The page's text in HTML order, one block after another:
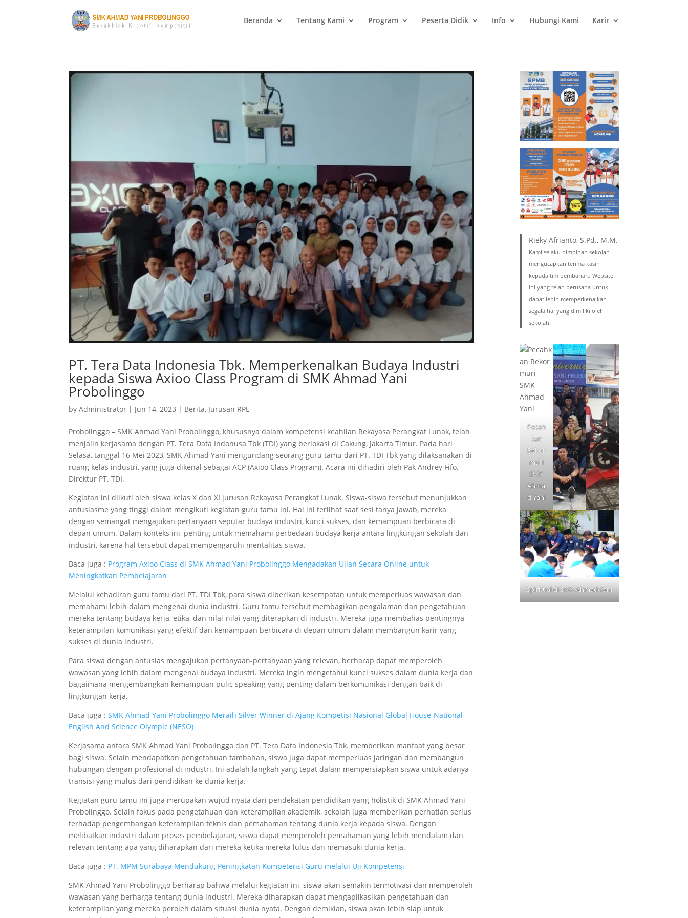
Beranda Tentang Kami Program Peserta Didik Info Hubungi Kami Karir
PT. Tera Data Indonesia Tbk. Memperkenalkan Budaya Industri
kepada Siswa Axioo Class Program di SMK Ahmad Yani
Probolinggo
byAdministrator | Jun 14, 2023 | Berita, Jurusan RPL
Probolinggo – SMK Ahmad Yani Probolinggo, khususnya dalam kompetensi keahlian Rekayasa Perangkat Lunak, telah
menjalin kerjasama dengan PT. Tera Data Indonusa Tbk (TDI) yang berlokasi di Cakung, Jakarta Timur. Pada hari
Selasa, tanggal 16 Mei 2023, SMK Ahmad Yani mengundang seorang guru tamu dari PT. TDI Tbk yang dilaksanakan di
ruang kelas industri, yang juga dikenal sebagai ACP (Axioo Class Program). Acara ini dihadiri oleh Pak Andrey Fifo,
Direktur PT. TDI.
Kegiatan ini diikuti oleh siswa kelas X dan XI jurusan Rekayasa Perangkat Lunak. Siswa-siswa tersebut menunjukkan
antusiasme yang tinggi dalam mengikuti kegiatan guru tamu ini. Hal ini terlihat saat sesi tanya jawab, mereka
dengan semangat mengajukan pertanyaan seputar budaya industri, kunci sukses, dan kemampuan berbicara di
depan umum. Dalam konteks ini, penting untuk memahami perbedaan budaya kerja antara lingkungan sekolah dan
industri, karena hal tersebut dapat mempengaruhi mentalitas siswa.
Baca juga : Program Axioo Class di SMK Ahmad Yani Probolinggo Mengadakan Ujian Secara Online untuk
Meningkatkan Pembelajaran
Melalui kehadiran guru tamu dari PT. TDI Tbk, para siswa diberikan kesempatan untuk memperluas wawasan dan
memahami lebih dalam mengenai dunia industri. Guru tamu tersebut membagikan pengalaman dan pengetahuan
mereka tentang budaya kerja, etika, dan nilai-nilai yang diterapkan di industri. Mereka juga membahas pentingnya
keterampilan komunikasi yang efektif dan kemampuan berbicara di depan umum dalam membangun karir yang
sukses di dunia industri.
Para siswa dengan antusias mengajukan pertanyaan-pertanyaan yang relevan, berharap dapat memperoleh
wawasan yang lebih dalam mengenai budaya industri. Mereka ingin mengetahui kunci sukses dalam dunia kerja dan
bagaimana mengembangkan kemampuan pulic speaking yang penting dalam berkomunikasi dengan baik di
lingkungan kerja.
Baca juga :SMK Ahmad Yani Probolinggo Meraih Silver Winner di Ajang Kompetisi Nasional Global House-National
English And Science Olympic (NESO)
Kerjasama antara SMK Ahmad Yani Probolinggo dan PT. Tera Data Indonesia Tbk. memberikan manfaat yang besar
bagi siswa. Selain mendapatkan pengetahuan tambahan, siswa juga dapat memperluas jaringan dan membangun
hubungan dengan profesional di industri. Ini adalah langkah yang tepat dalam mempersiapkan siswa untuk adanya
transisi yang mulus dari pendidikan ke dunia kerja.
Kegiatan guru tamu ini juga merupakan wujud nyata dari pendekatan pendidikan yang holistik di SMK Ahmad Yani
Probolinggo. Selain fokus pada pengetahuan dan keterampilan akademik, sekolah juga memberikan perhatian serius
terhadap pengembangan keterampilan teknis dan pemahaman tentang dunia kerja kepada siswa. Dengan
melibatkan industri dalam proses pembelajaran, siswa dapat memperoleh pemahaman yang lebih mendalam dan
relevan tentang apa yang diharapkan dari mereka ketika mereka lulus dan memasuki dunia kerja.
Baca juga : PT. MPM Surabaya Mendukung Peningkatan Kompetensi Guru melalui Uji Kompetensi
SMK Ahmad Yani Probolinggo berharap bahwa melalui kegiatan ini, siswa akan semakin termotivasi dan memperoleh
wawasan yang berharga tentang dunia industri. Mereka diharapkan dapat mengaplikasikan pengetahuan dan
keterampilan yang mereka peroleh dalam situasi dunia nyata. Dengan demikian, siswa akan lebih siap untuk
Rieky Afrianto, S.Pd., M.M.
Kami selaku pimpinan sekolah
mengucapkan terima kasih
kepada tim pembaharu Website
ini yang telah berusaha untuk
dapat lebih memperkenalkan
segala hal yang dimiliki oleh
sekolah.
Pecah
kan
Rekor
muri
SMK
Ahma
d Yani
Spiritual di SMK Ahmad Yani